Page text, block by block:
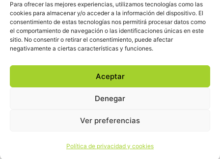
Para ofrecer las mejores experiencias, utilizamos tecnologías como las
cookies para almacenar y/o acceder a la información del dispositivo. El
consentimiento de estas tecnologías nos permitirá procesar datos como
el comportamiento de navegación o las identificaciones únicas en este
sitio. No consentir o retirar el consentimiento, puede afectar
negativamente a ciertas características y funciones.
Aceptar
Denegar
Ver preferencias
Política de privacidad y cookies